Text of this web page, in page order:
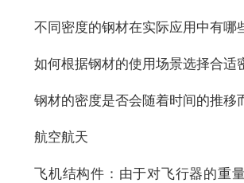
不同密度的钢材在实际应用中有哪
如何根据钢材的使用场景选择合适
钢材的密度是否会随着时间的推移
航空航天
飞机结构件：由于对飞行器的重